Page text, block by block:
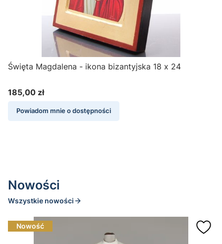
Święta Magdalena - ikona bizantyjska 18 x 24
Cena
185,00 zł
Powiadom mnie o dostępności
Nowości
Wszystkie nowości
Nowość